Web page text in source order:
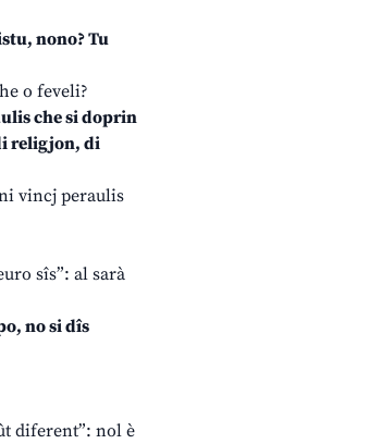
nono? Tu
o feveli?
che si doprin
religjon, di
vincj peraulis
sîs”: al sarà
no si dîs
diferent”: nol è